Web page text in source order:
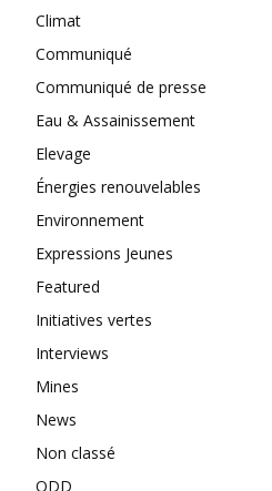
Climat
Communiqué
Communiqué de presse
Eau & Assainissement
Elevage
Énergies renouvelables
Environnement
Expressions Jeunes
Featured
Initiatives vertes
Interviews
Mines
News
Non classé
ODD